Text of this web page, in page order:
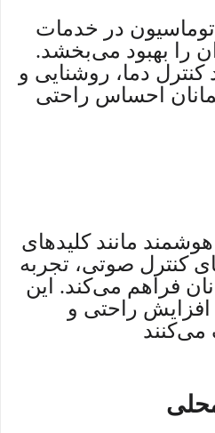
در خدمات
را بهبود می‌بخشد.
دما، روشنایی و
احساس راحتی
هوشمند مانند کلیدهای
کنترل صوتی، تجربه
فراهم می‌کند. این
افزایش راحتی و
می‌کنند